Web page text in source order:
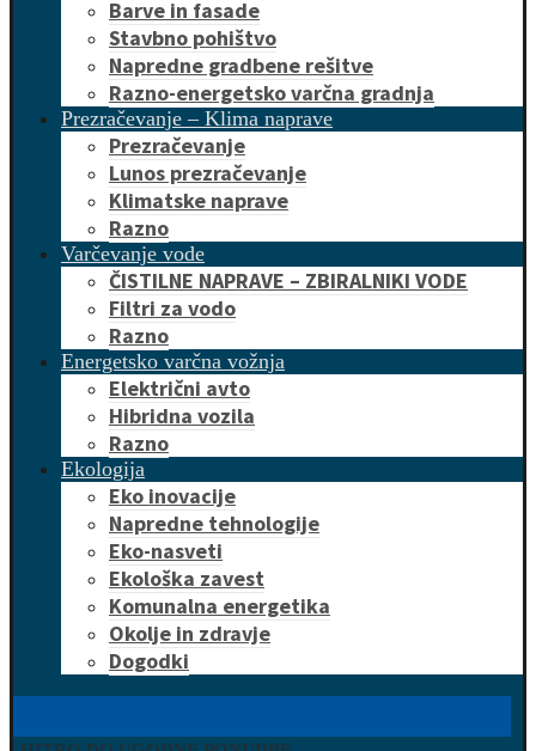
Barve in fasade
Stavbno pohištvo
Napredne gradbene rešitve
Razno-energetsko varčna gradnja
Prezračevanje – Klima naprave
Prezračevanje
Lunos prezračevanje
Klimatske naprave
Razno
Varčevanje vode
ČISTILNE NAPRAVE – ZBIRALNIKI VODE
Filtri za vodo
Razno
Energetsko varčna vožnja
Električni avto
Hibridna vozila
Razno
Ekologija
Eko inovacije
Napredne tehnologije
Eko-nasveti
Ekološka zavest
Komunalna energetika
Okolje in zdravje
Dogodki